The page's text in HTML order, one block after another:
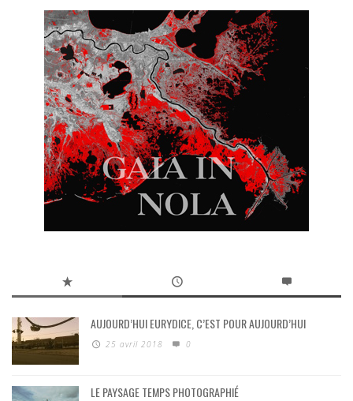
AUJOURD’HUI EURYDICE, C’EST POUR AUJOURD’HUI
25 avril 2018 0
LE PAYSAGE TEMPS PHOTOGRAPHIÉ